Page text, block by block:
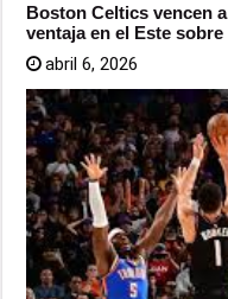
Boston Celtics vencen
ventaja en el Este
abril 6, 2026